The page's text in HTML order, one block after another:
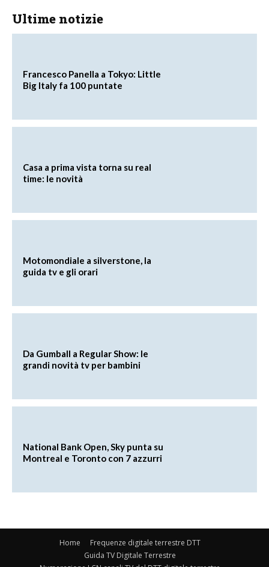
Ultime notizie
Francesco Panella a Tokyo: Little
Big Italy fa 100 puntate
Casa a prima vista torna su real
time: le novità
Motomondiale a silverstone, la
guida tv e gli orari
Da Gumball a Regular Show: le
grandi novità tv per bambini
National Bank Open, Sky punta su
Montreal e Toronto con 7 azzurri
Home
Frequenze digitale terrestre DTT
Guida TV Digitale Terrestre